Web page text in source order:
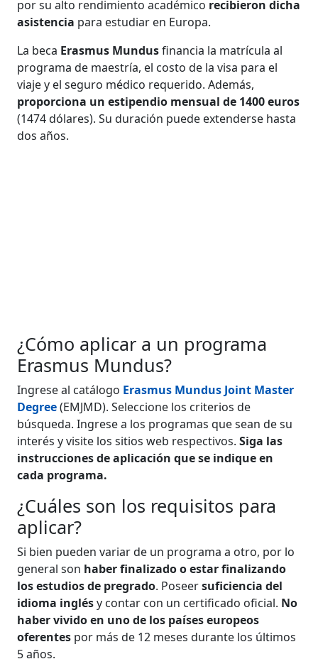
por su alto rendimiento académico recibieron dicha
asistencia para estudiar en Europa.
La beca Erasmus Mundusfinancia la matrícula al
programa de maestría, el costo de la visa para el
viaje y el seguro médico requerido. Además,
proporciona un estipendio mensual de 1400 euros
(1474 dólares). Su duración puede extenderse hasta
dos años.
¿Cómo aplicar a un programa
Erasmus Mundus?
Ingrese al catálogo Erasmus Mundus Joint Master
Degree(EMJMD). Seleccione los criterios de
búsqueda. Ingrese a los programas que sean de su
interés y visite los sitios web respectivos.Siga las
instrucciones de aplicación que se indique en
cada programa.
¿Cuáles son los requisitos para
aplicar?
Si bien pueden variar de un programa a otro, por lo
general son haber finalizado o estar finalizando
los estudios de pregrado. Poseersuficiencia del
idioma inglésy contar con un certificado oficial. No
haber vivido en uno de los países europeos
oferentes por más de 12 meses durante los últimos
5 años.